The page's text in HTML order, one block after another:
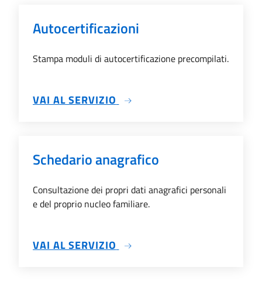
Autocertificazioni
Stampa moduli di autocertificazione precompilati.
VAI AL SERVIZIO SU AUTOCERTIFICAZIONI
Schedario anagrafico
Consultazione dei propri dati anagrafici personali
e del proprio nucleo familiare.
VAI AL SERVIZIO SU SCHEDARIO